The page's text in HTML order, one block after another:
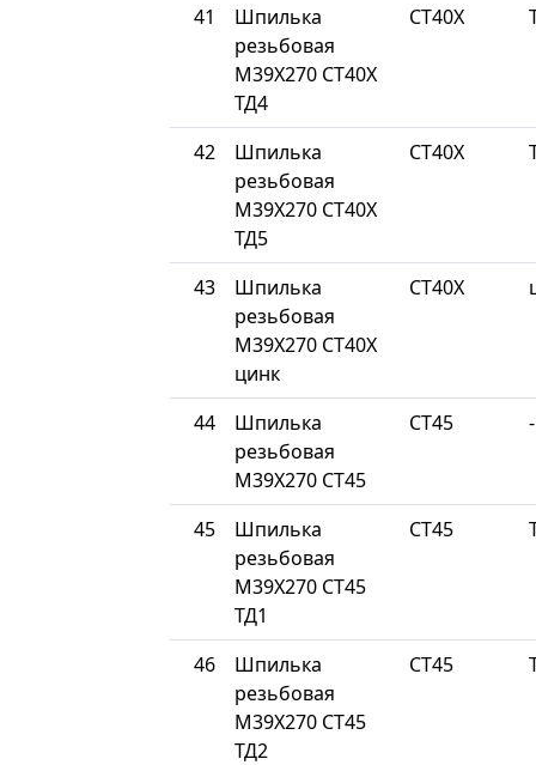
41
Шпилька
резьбовая
М39Х270 СТ40Х
ТД4
СТ40Х
42
Шпилька
резьбовая
М39Х270 СТ40Х
ТД5
СТ40Х
43
Шпилька
резьбовая
М39Х270 СТ40Х
цинк
СТ40Х
44
Шпилька
резьбовая
М39Х270 СТ45
СТ45 -
45
Шпилька
резьбовая
М39Х270 СТ45
ТД1
СТ45
46
Шпилька
резьбовая
М39Х270 СТ45
ТД2
СТ45